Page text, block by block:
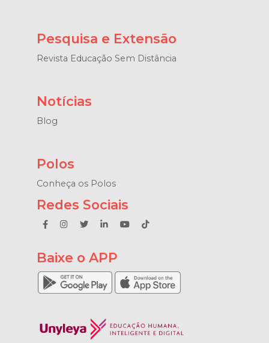
Pesquisa e Extensão
Revista Educação Sem Distância
Notícias
Blog
Polos
Conheça os Polos
Redes Sociais
Baixe o APP